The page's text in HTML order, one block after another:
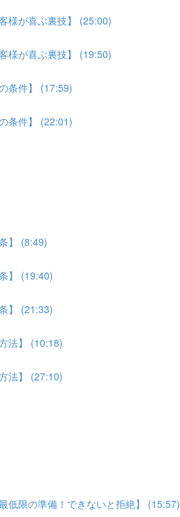
様が喜ぶ裏技】 (25:00)
様が喜ぶ裏技】 (19:50)
条件】 (17:59)
条件】 (22:01)
】 (8:49)
】 (19:40)
】 (21:33)
法】 (10:18)
法】 (27:10)
低限の準備！できないと拒絶】 (15:57)